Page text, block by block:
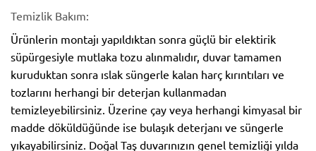
Temizlik Bakım:
Ürünlerin montajı yapıldıktan sonra güçlü bir elektirik
süpürgesiyle mutlaka tozu alınmalıdır, duvar tamamen
kuruduktan sonra ıslak süngerle kalan harç kırıntıları ve
tozlarını herhangi bir deterjan kullanmadan
temizleyebilirsiniz. Üzerine çay veya herhangi kimyasal bir
madde döküldüğünde ise bulaşık deterjanı ve süngerle
yıkayabilirsiniz. Doğal Taş duvarınızın genel temizliği yılda